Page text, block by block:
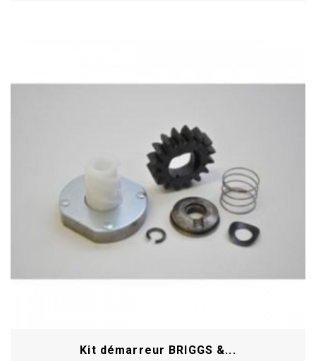
Kit démarreur BRIGGS &...